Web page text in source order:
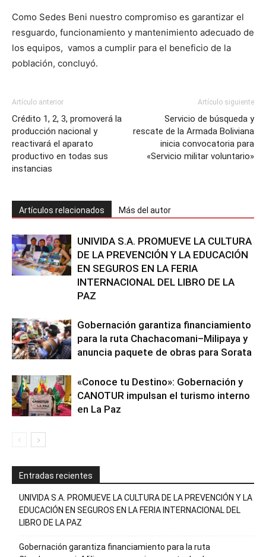
Como Sedes Beni nuestro compromiso es garantizar el
resguardo, funcionamiento y mantenimiento adecuado de
los equipos, vamos a cumplir para el beneficio de la
población, concluyó.
Artículo anterior
Crédito 1, 2, 3, promoverá la
producción nacional y
reactivará el aparato
productivo en todas sus
instancias
Artículo siguiente
Servicio de búsqueda y
rescate de la Armada Boliviana
inicia convocatoria para
«Servicio militar voluntario»
Artículos relacionados Más del autor
UNIVIDA S.A. PROMUEVE LA CULTURA
DE LA PREVENCIÓN Y LA EDUCACIÓN
EN SEGUROS EN LA FERIA
INTERNACIONAL DEL LIBRO DE LA
PAZ
Gobernación garantiza financiamiento
para la ruta Chachacomani–Milipaya y
anuncia paquete de obras para Sorata
«Conoce tu Destino»: Gobernación y
CANOTUR impulsan el turismo interno
en La Paz
Entradas recientes
UNIVIDA S.A. PROMUEVE LA CULTURA DE LA PREVENCIÓN Y LA
EDUCACIÓN EN SEGUROS EN LA FERIA INTERNACIONAL DEL
LIBRO DE LA PAZ
Gobernación garantiza financiamiento para la ruta